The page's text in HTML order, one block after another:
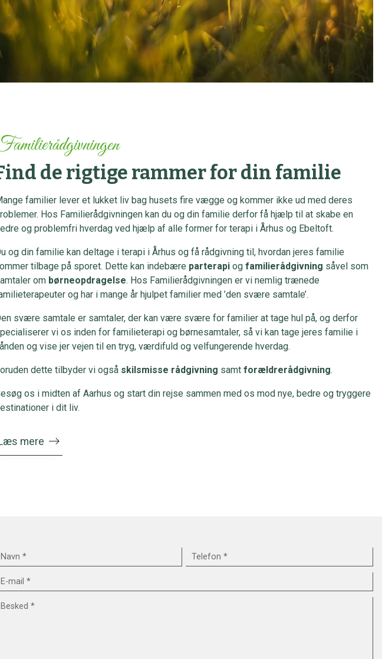
de rigtige rammer for din familie
familier lever et lukket liv bag husets fire vægge og kommer ikke ud med deres
Hos Familierådgivningen kan du og din familie derfor få hjælp til at skabe en
og problemfri hverdag ved hjælp af alle former for terapi i Århus og Ebeltoft.
og din familie kan deltage i terapi i Århus og få rådgivning til, hvordan jeres familie
tilbage på sporet. Dette kan indebære parterapi og familierådgivning såvel som
om børneopdragelse. Hos Familierådgivningen er vi nemlig trænede
og har i mange år hjulpet familier med ’den svære samtale’.
svære samtale er samtaler, der kan være svære for familier at tage hul på, og derfor
vi os inden for familieterapi og børnesamtaler, så vi kan tage jeres familie i
og vise jer vejen til en tryg, værdifuld og velfungerende hverdag.
dette tilbyder vi også skilsmisse rådgivning samt forældrerådgivning.
os i midten af Aarhus og start din rejse sammen med os mod nye, bedre og tryggere
i dit liv.
mere